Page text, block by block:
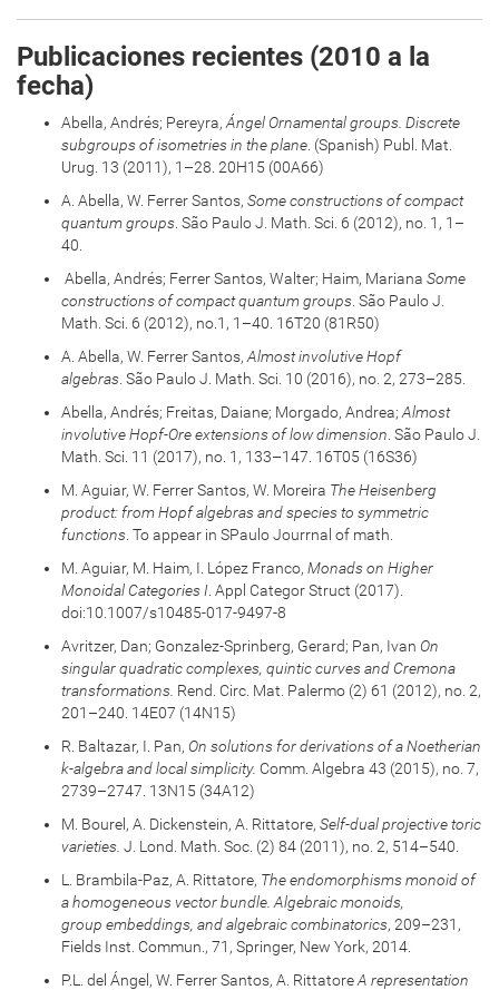
Publicaciones recientes (2010 a la
fecha)
Abella, Andrés; Pereyra, Ángel Ornamental groups. Discrete
subgroupsof isometries in the plane . (Spanish) Publ. Mat.
Urug. 13 (2011), 1–28. 20H15 (00A66)
A. Abella, W. Ferrer Santos, Some constructions of compact
quantum groups . São Paulo J. Math. Sci. 6 (2012), no. 1, 1–
40.
Abella, Andrés; Ferrer Santos, Walter; Haim, Mariana Some
constructions of compact quantum groups . São Paulo J.
Math. Sci. 6 (2012), no.1, 1–40. 16T20 (81R50)
A. Abella, W. Ferrer Santos, Almost involutive Hopf
algebras . São Paulo J. Math. Sci. 10 (2016), no. 2, 273–285.
Abella, Andrés; Freitas, Daiane; Morgado, Andrea; Almost
involutiveHopf-Ore extensions of low dimension . São Paulo J.
Math. Sci. 11 (2017), no. 1, 133–147. 16T05 (16S36)
M. Aguiar, W. Ferrer Santos, W. Moreira The Heisenberg
product: from Hopf algebras and species to symmetric
functions . To appear in SPaulo Jourrnal of math.
M. Aguiar, M. Haim, I. López Franco, Monads on Higher
Monoidal Categories I . Appl Categor Struct (2017).
doi:10.1007/s10485-017-9497-8
Avritzer, Dan; Gonzalez-Sprinberg, Gerard; Pan, Ivan On
singular quadratic complexes, quintic curves and Cremona
transformations. Rend. Circ. Mat. Palermo (2) 61 (2012), no. 2,
201–240. 14E07 (14N15)
R. Baltazar, I. Pan, On solutions for derivations of a Noetherian
k-algebra and local simplicity. Comm. Algebra 43 (2015), no. 7,
2739–2747. 13N15 (34A12)
M. Bourel, A. Dickenstein, A. Rittatore, Self-dual projective toric
varieties. J. Lond. Math. Soc. (2) 84 (2011), no. 2, 514–540.
L. Brambila-Paz, A. Rittatore, The endomorphisms monoid of
a homogeneous vector bundle. Algebraic monoids,
group embeddings, and algebraic combinatorics, 209–231,
Fields Inst. Commun., 71, Springer, New York, 2014.
P.L. del Ángel, W. Ferrer Santos, A. RittatoreA representation